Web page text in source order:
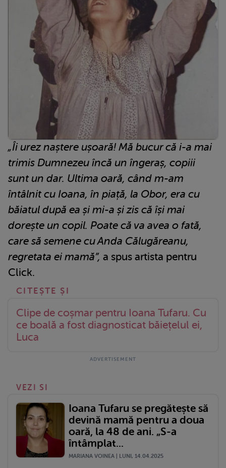
„Îi urez naștere ușoară! Mă bucur că i-a mai
trimis Dumnezeu încă un îngeraș, copiii
sunt un dar. Ultima oară, când m-am
întâlnit cu Ioana, în piață, la Obor, era cu
băiatul după ea și mi-a și zis că își mai
dorește un copil. Poate că va avea o fată,
care să semene cu Anda Călugăreanu,
regretata ei mamă”, a spus artista pentru
Click.
Clipe de coșmar pentru Ioana Tufaru. Cu
ce boală a fost diagnosticat băiețelul ei,
Luca
VEZI SI
Ioana Tufaru se pregătește să
devină mamă pentru a doua
oară, la 48 de ani. „S-a
întâmplat...
MARIANA VOINEA | LUNI, 14.04.2025